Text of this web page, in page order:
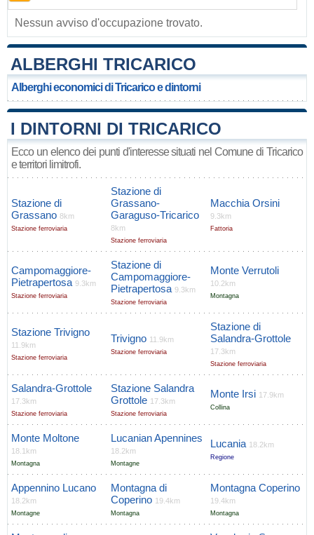
Nessun avviso d'occupazione trovato.
ALBERGHI TRICARICO
Alberghi economici di Tricarico e dintorni
I DINTORNI DI TRICARICO
Ecco un elenco dei punti d'interesse situati nel Comune di Tricarico
e territori limitrofi.
Stazione di
Grassano 8km
Stazione ferroviaria
Stazione di
Grassano-
Garaguso-Tricarico
8km
Stazione ferroviaria
Macchia Orsini
9.3km
Fattoria
Campomaggiore-
Pietrapertosa 9.3km
Stazione ferroviaria
Stazione di
Campomaggiore-
Pietrapertosa 9.3km
Stazione ferroviaria
Monte Verrutoli
10.2km
Montagna
Stazione Trivigno
11.9km
Stazione ferroviaria
Trivigno 11.9km
Stazione ferroviaria
Stazione di
Salandra-Grottole
17.3km
Stazione ferroviaria
Salandra-Grottole
17.3km
Stazione ferroviaria
Stazione Salandra
Grottole 17.3km
Stazione ferroviaria
Monte Irsi 17.9km
Collina
Monte Moltone
18.1km
Montagna
Lucanian Apennines
18.2km
Montagne
Lucania 18.2km
Regione
Appennino Lucano
18.2km
Montagne
Montagna di
Coperino 19.4km
Montagna
Montagna Coperino
19.4km
Montagna